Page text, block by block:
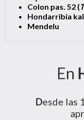
Colon pas. 52 (
Hondarribia
Mendelu
En
Desde las